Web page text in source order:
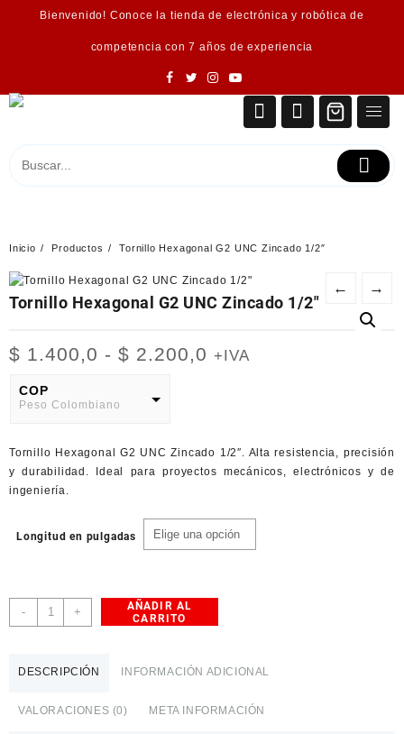
Bienvenido! Conoce la tienda de electrónica y robótica de
competencia con 7 años de experiencia
Inicio Productos Tornillo Hexagonal G2 UNC Zincado 1/2″
← →
Tornillo Hexagonal G2 UNC Zincado 1/2″
$ 1.400,0 - $ 2.200,0 Rango
hasta
$ 2.200,0
+IVA
COP
Peso Colombiano
American Dollar
Tornillo Hexagonal G2 UNC Zincado 1/2″. Alta resistencia, precisión
y durabilidad. Ideal para proyectos mecánicos, electrónicos y de
ingeniería.
Longitud en pulgadas
-
Tornillo
Hexagonal
+
AÑADIR AL
CARRITO
DESCRIPCIÓN INFORMACIÓN ADICIONAL
VALORACIONES (0) META INFORMACIÓN